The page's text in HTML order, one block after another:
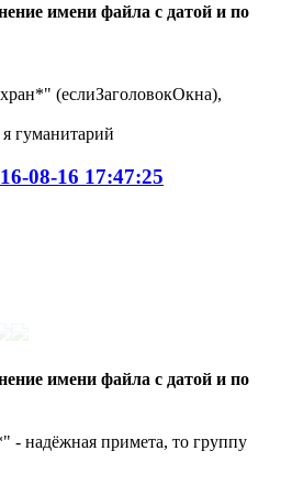
имени файла с датой и по
(еслиЗаголовокОкна),
гуманитарий
08-16 17:47:25
имени файла с датой и по
- надёжная примета, то группу